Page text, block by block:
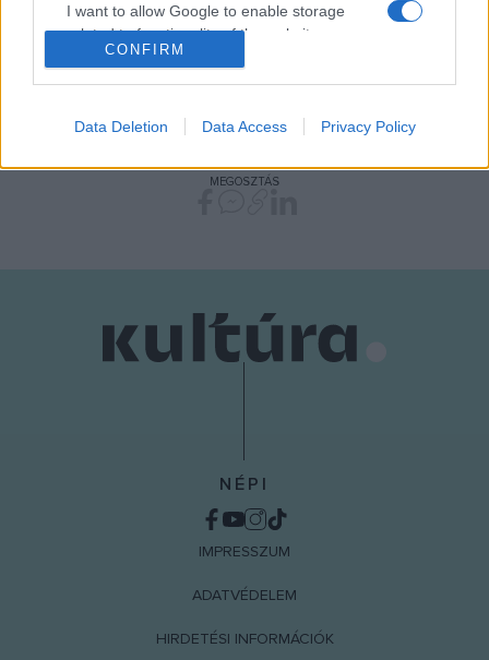
I want to allow Google to enable storage
related to functionality of the website or app.
related to security, including authentication
CONFIRM
Data Deletion Data Access Privacy Policy
KORONAVÍRUS MUSIC HUNGARY WEYER BALÁZS
MEGOSZTÁS
NÉPI
IMPRESSZUM
ADATVÉDELEM
HIRDETÉSI INFORMÁCIÓK